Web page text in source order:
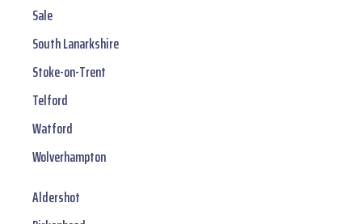
Sale
South Lanarkshire
Stoke-on-Trent
Telford
Watford
Wolverhampton
Aldershot